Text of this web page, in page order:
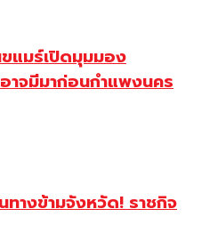
แมร์เปิดมุมมอง
าจมีมาก่อนกำแพงนคร
ทางข้ามจังหวัด! ราชกิจ